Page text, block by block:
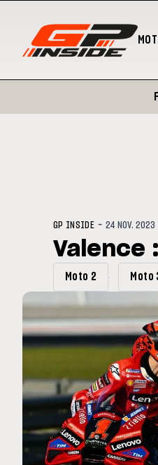
club spécial dans
GP INSIDE -24 NOV. 2023
Valence
Moto 2 Moto